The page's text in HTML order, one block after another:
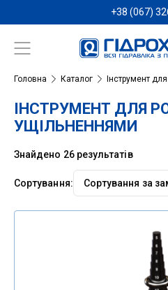
+38 (067)
Головна Каталог Інструмент
ІНСТРУМЕНТ ДЛЯ
УЩІЛЬНЕННЯМИ
Знайдено 26 результатів
Сортувати
Сортування: